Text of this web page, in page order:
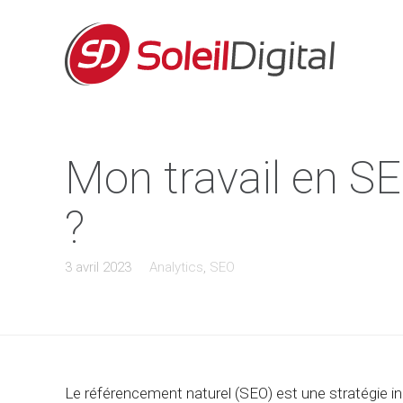
Mon travail en
?
3 avril 2023 Analytics, SEO
Le référencement naturel (SEO) est une stratégie